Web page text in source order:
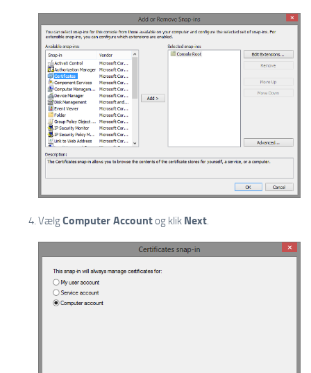
VælgComputer Accountog klik Next